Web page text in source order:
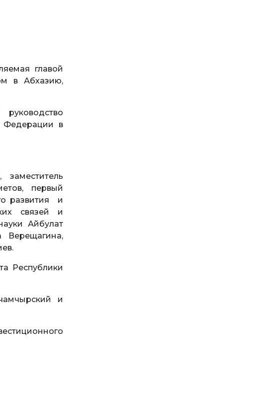
главой
в Абхазию,
Федерации в
первый
развития и
связей и
Айбулат
Верещагина,
Республики
и